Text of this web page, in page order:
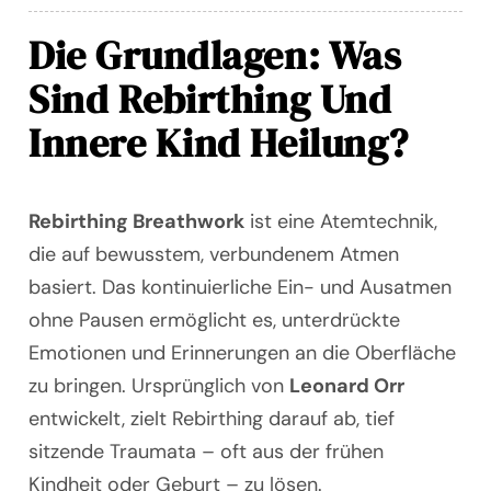
Die Grundlagen: Was
Sind Rebirthing Und
Innere Kind Heilung?
Rebirthing Breathwork ist eine Atemtechnik,
die auf bewusstem, verbundenem Atmen
basiert. Das kontinuierliche Ein- und Ausatmen
ohne Pausen ermöglicht es, unterdrückte
Emotionen und Erinnerungen an die Oberfläche
zu bringen. Ursprünglich von Leonard Orr
entwickelt, zielt Rebirthing darauf ab, tief
sitzende Traumata – oft aus der frühen
Kindheit oder Geburt – zu lösen.